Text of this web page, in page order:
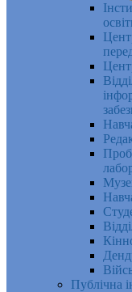
Публічна